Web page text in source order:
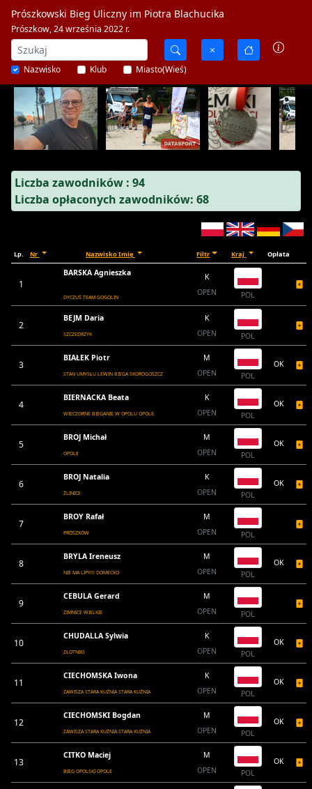
Prószkowski Bieg Uliczny im Piotra Blachucika
Prószkow, 24 września 2022 r.
Nazwisko Klub Miasto(Wieś)
Liczba zawodników : 94
Liczba opłaconych zawodników: 68
Lp. Nr Nazwisko Imię Filtr Kraj Opłata
1
BARSKA Agnieszka
DYCZUŚ TEAM GOGOLIN
K
OPEN
POL
2
BEJM Daria
SZCZEDRZYK
K
OPEN
POL
3
BIAŁEK Piotr
STAN UMYSŁU LEWIN BIEGA SKOROGOSZCZ
M
OPEN
POL
OK
4
BIERNACKA Beata
WIECZORNE BIEGANIE W OPOLU OPOLE
K
OPEN
POL
OK
5
BROJ Michał
OPOLE
M
OPEN
POL
OK
6
BROJ Natalia
ŹLINICE
K
OPEN
POL
OK
7
BROY Rafał
PRÓSZKÓW
M
OPEN
POL
8
BRYLA Ireneusz
NIE MA LIPY!!! DOMECKO
M
OPEN
POL
OK
9
CEBULA Gerard
ZIMNICE WIELKIE
M
OPEN
POL
10
CHUDALLA Sylwia
ZŁOTNIKI
K
OPEN
POL
OK
11
CIECHOMSKA Iwona
ZAWISZA STARA KUŹNIA STARA KUŹNIA
K
OPEN
POL
OK
12
CIECHOMSKI Bogdan
ZAWISZA STARA KUŹNIA STARA KUŹNIA
M
OPEN
POL
OK
13
CITKO Maciej
BIEG OPOLSKI OPOLE
M
OPEN
POL
OK